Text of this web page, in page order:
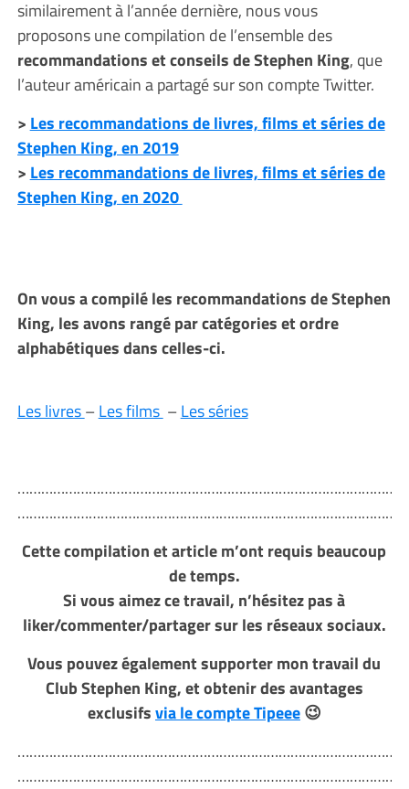
similairement à l’année dernière, nous vous
proposons une compilation de l’ensemble des
recommandations et conseils de Stephen King, que
l’auteur américain a partagé sur son compte Twitter.
> Les recommandations de livres, films et séries de
Stephen King, en 2019
> Les recommandations de livres, films et séries de
Stephen King, en 2020
On vous a compilé les recommandations de Stephen
King, les avons rangé par catégories et ordre
alphabétiques dans celles-ci.
Les livres–Les films –Les séries
Cette compilation et article m’ont requis beaucoup
de temps.
Si vous aimez ce travail, n’hésitez pas à
liker/commenter/partager sur les réseaux sociaux.
Vous pouvez également supporter mon travail du
Club Stephen King, et obtenir des avantages
exclusifsvia le compte Tipeee😉